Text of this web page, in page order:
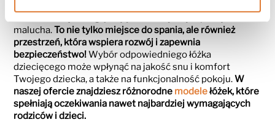
malucha.To nie tylko miejsce do spania, ale również
przestrzeń, która wspiera rozwój i zapewnia
bezpieczeństwo!Wybór odpowiedniego łóżka
dziecięcego może wpłynąć na jakość snu i komfort
Twojego dziecka, a także na funkcjonalność pokoju.W
naszej ofercie znajdziesz różnorodne modelełóżek, które
spełniają oczekiwania nawet najbardziej wymagających
rodziców i dzieci.